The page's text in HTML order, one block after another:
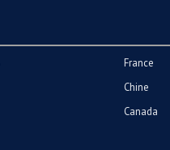
France
Chine
Canada